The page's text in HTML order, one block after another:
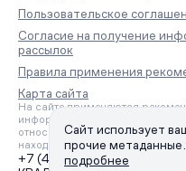
Пользовательское
Согласие на получение
рассылок
Правила применения
Карта сайта
На сайте применяются
информации на основе сбора,
относящихся к предпочтениям
находящихся на территории
+7 (495) 157-88-80
Сайт использует
прочие метаданные.
подробнее